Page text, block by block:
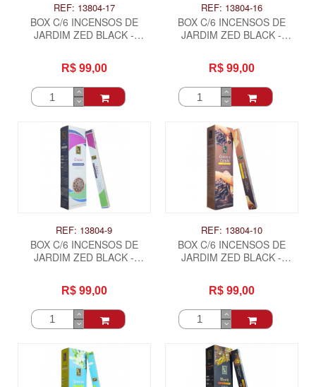
REF: 13804-17
BOX C/6 INCENSOS DE
JARDIM ZED BLACK -
R$ 99,00
REF: 13804-16
BOX C/6 INCENSOS DE
JARDIM ZED BLACK -
R$ 99,00
REF: 13804-9
BOX C/6 INCENSOS DE
JARDIM ZED BLACK -
R$ 99,00
REF: 13804-10
BOX C/6 INCENSOS DE
JARDIM ZED BLACK -
R$ 99,00